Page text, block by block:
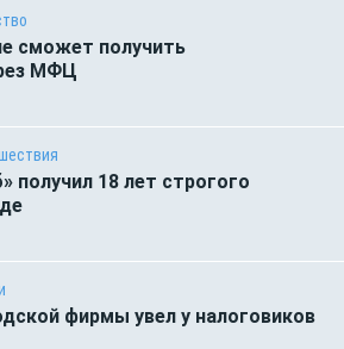
сможет получить
МФЦ
получил 18 лет строгого
фирмы увел у налоговиков